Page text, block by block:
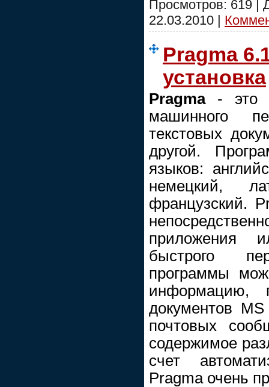
Просмотров: 619 |
22.03.2010
Pragma
установка
Pragma - это
машинного
текстовых
другой.
языков:
немецкий,
французский.
приложения
быстрого
программы
информацию,
документов
почтовых
содержимое
счет
Pragma очень